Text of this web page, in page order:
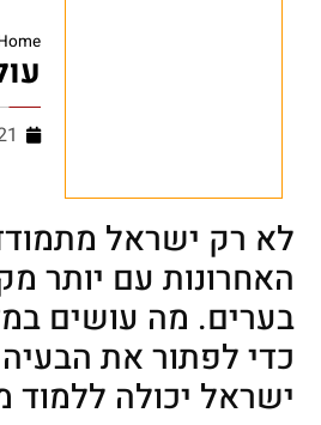
לא רק ישראל
האחרונות עם יותר
בערים. מה עושים
כדי לפתור את
ישראל יכולה ללמוד